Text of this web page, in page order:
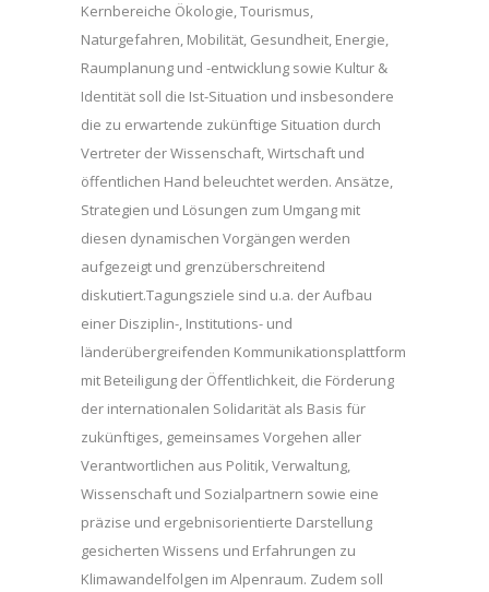
Kernbereiche Ökologie, Tourismus,
Naturgefahren, Mobilität, Gesundheit, Energie,
Raumplanung und -entwicklung sowie Kultur &
Identität soll die Ist-Situation und insbesondere
die zu erwartende zukünftige Situation durch
Vertreter der Wissenschaft, Wirtschaft und
öffentlichen Hand beleuchtet werden. Ansätze,
Strategien und Lösungen zum Umgang mit
diesen dynamischen Vorgängen werden
aufgezeigt und grenzüberschreitend
diskutiert.Tagungsziele sind u.a. der Aufbau
einer Disziplin-, Institutions- und
länderübergreifenden Kommunikationsplattform
mit Beteiligung der Öffentlichkeit, die Förderung
der internationalen Solidarität als Basis für
zukünftiges, gemeinsames Vorgehen aller
Verantwortlichen aus Politik, Verwaltung,
Wissenschaft und Sozialpartnern sowie eine
präzise und ergebnisorientierte Darstellung
gesicherten Wissens und Erfahrungen zu
Klimawandelfolgen im Alpenraum. Zudem soll